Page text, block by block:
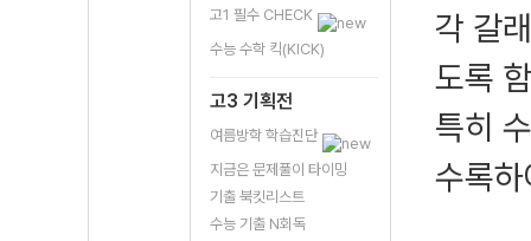
고1 필수 CHECK
수능 수학 킥(KICK)
고3 기획전
여름방학 학습진단
지금은 문제풀이 타이밍
기출 북킷리스트
수능 기출 N회독
각 갈
도록
특히
수록